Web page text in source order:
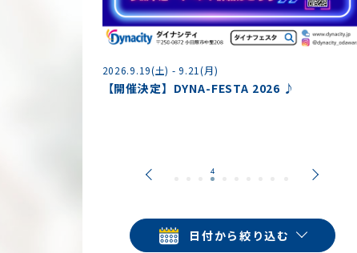
2026.9.19(土) - 9.21(月)
【開催決定】DYNA-FESTA 2026 ♪
日付から絞り込む